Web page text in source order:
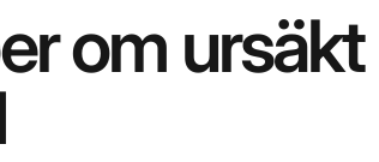
om ursäkt